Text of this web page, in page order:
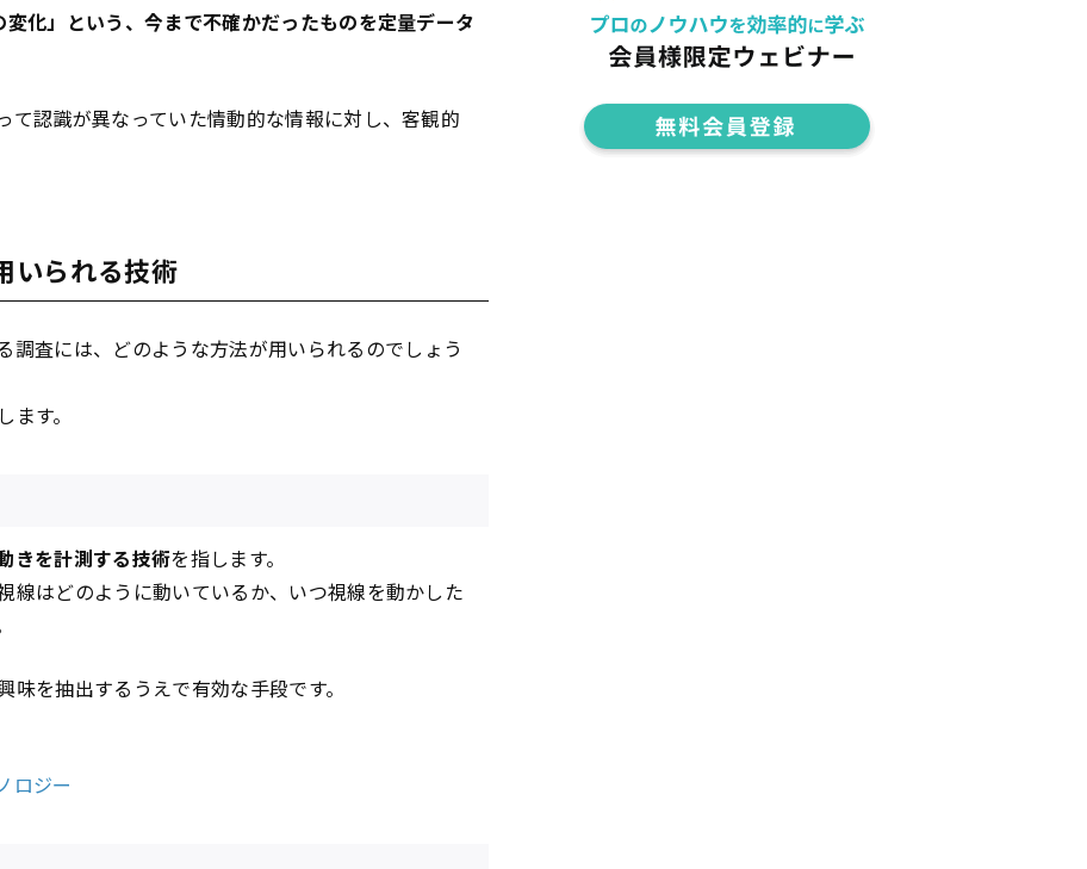
変化」という、今まで不確かだったものを定量データ
て認識が異なっていた情動的な情報に対し、客観的
いられる技術
調査には、どのような方法が用いられるのでしょう
す。
きを計測する技術を指します。
線はどのように動いているか、いつ視線を動かした
を抽出するうえで有効な手段です。
ロジー